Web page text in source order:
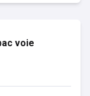
voie